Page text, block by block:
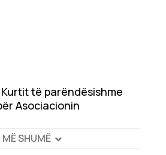
të parëndësishme
Asociacionin
MË SHUMË